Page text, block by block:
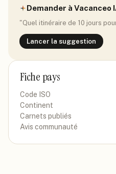
Demander à Vacanceo
"Quel itinéraire de 10 jours
Lancer la suggestion
Fiche pays
Code ISO
Continent
Carnets publiés
Avis communauté